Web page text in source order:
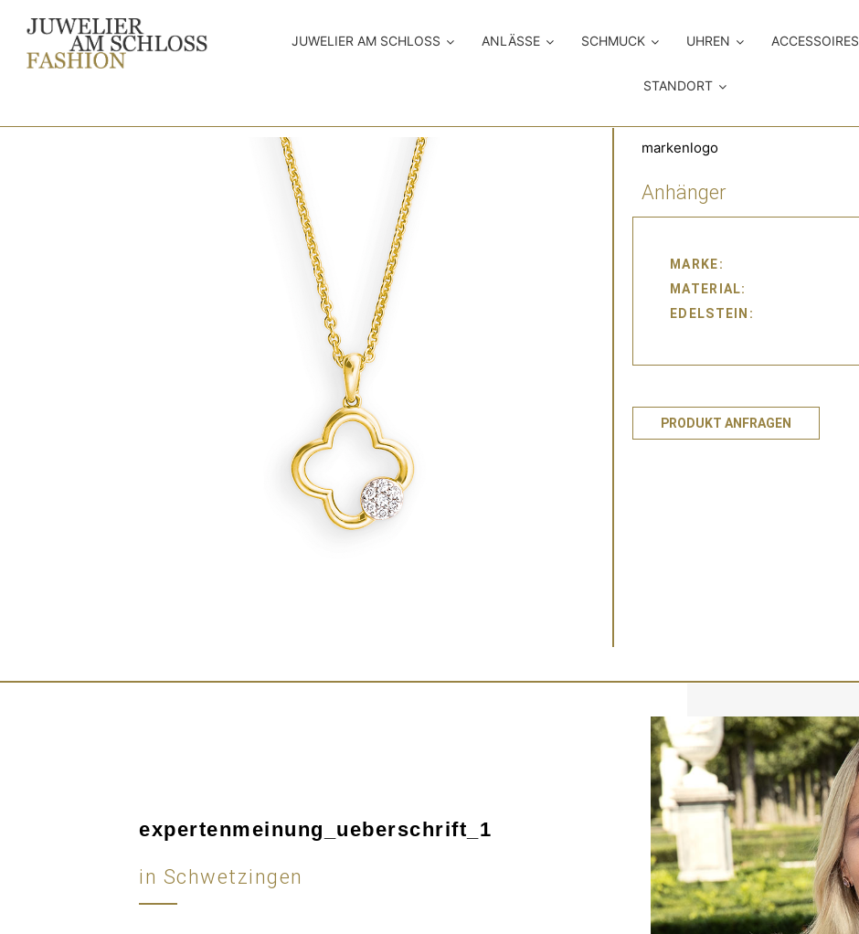
JUWELIER AM SCHLOSS ANLÄSSE SCHMUCK UHREN ACCESSOIRES
STANDORT
markenlogo
Anhänger
MARKE
MATERIAL
EDELSTEIN
PRODUKT ANFRAGEN
expertenmeinung_ueberschrift_1
in Schwetzingen